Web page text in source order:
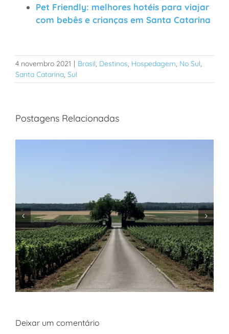
Pet Friendly: melhores hotéis para viajar
com bebês e crianças em Santa Catarina
4 novembro 2021 | Brasil, Destinos, Hospedagem, No Sul,
Santa Catarina, Sul
Postagens Relacionadas
Deixar um comentário